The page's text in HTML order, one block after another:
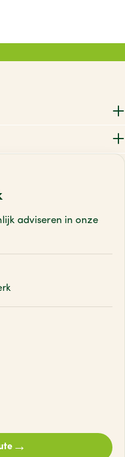
adviseren in onze
→